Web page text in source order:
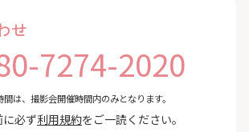
せ
7274-2020
は、撮影会開催時間内のみとなります。
必ず利用規約をご一読ください。